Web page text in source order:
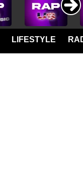
LIFESTYLE